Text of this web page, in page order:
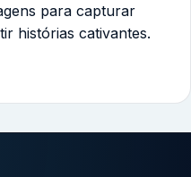
para capturar
histórias cativantes.